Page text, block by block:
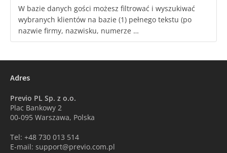
W bazie danych gości możesz filtrować i wyszukiwać
wybranych klientów na bazie (1) pełnego tekstu (po
nazwie firmy, nazwisku, numerze …
Adres
Previo PL Sp. z o.o.
Plac Bankowy 2
00-095 Warszawa, Polska
Tel: +48 730 013 514
E-mail: support@previo.com.pl